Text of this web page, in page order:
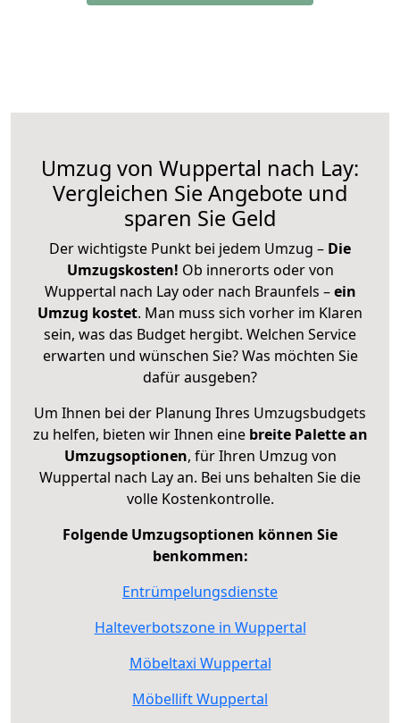
Umzug von Wuppertal nach Lay:
Vergleichen Sie Angebote und
sparen Sie Geld
Der wichtigste Punkt bei jedem Umzug – Die
Umzugskosten! Ob innerorts oder von
Wuppertal nach Lay oder nach Braunfels –ein
Umzug kostet. Man muss sich vorher im Klaren
sein, was das Budget hergibt. Welchen Service
erwarten und wünschen Sie? Was möchten Sie
dafür ausgeben?
Um Ihnen bei der Planung Ihres Umzugsbudgets
zu helfen, bieten wir Ihnen eine breite Palette an
Umzugsoptionen, für Ihren Umzug von
Wuppertal nach Lay an. Bei uns behalten Sie die
volle Kostenkontrolle.
Folgende Umzugsoptionen können Sie
benkommen:
Entrümpelungsdienste
Halteverbotszone in Wuppertal
Möbeltaxi Wuppertal
Möbellift Wuppertal